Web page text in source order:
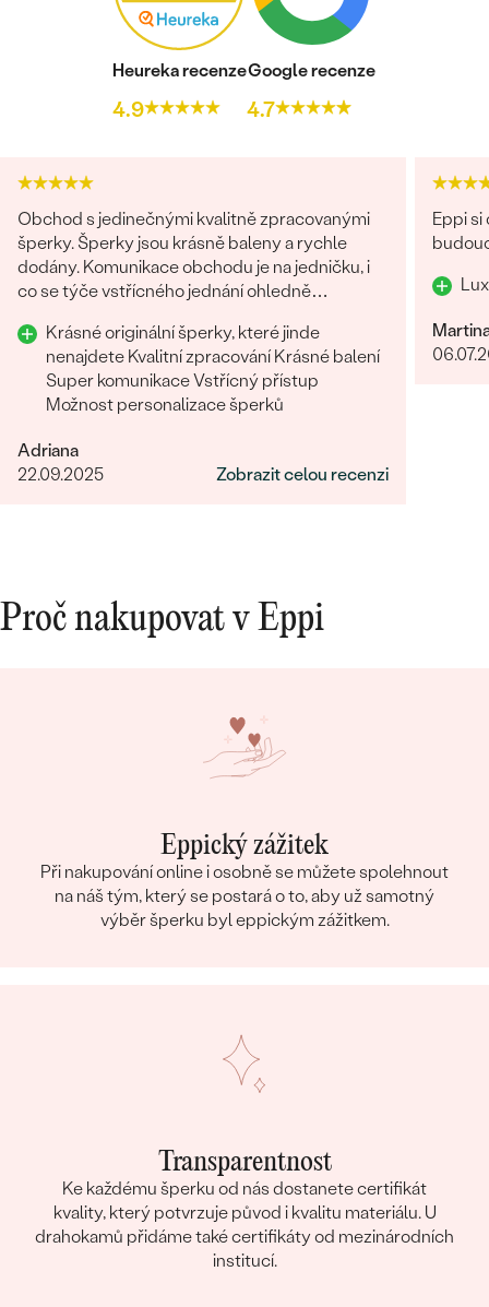
Heureka recenze
4.9
Google recenze
4.7
Obchod s jedinečnými kvalitně zpracovanými
šperky. Šperky jsou krásně baleny a rychle
dodány. Komunikace obchodu je na jedničku, i
co se týče vstřícného jednání ohledně
doporučuji
Krásné originální šperky, které jinde
nenajdete Kvalitní zpracování Krásné balení
Super komunikace Vstřícný přístup
Možnost personalizace šperků
Adriana
22.09.2025
Zobrazit celou recenzi
Eppi si
Proč nakupovat v Eppi
Eppický zážitek
Při nakupování online i osobně se můžete spolehnout
na náš tým, který se postará o to, aby už samotný
výběr šperku byl eppickým zážitkem.
Transparentnost
Ke každému šperku od nás dostanete certifikát
kvality, který potvrzuje původ i kvalitu materiálu. U
drahokamů přidáme také certifikáty od mezinárodních
institucí.